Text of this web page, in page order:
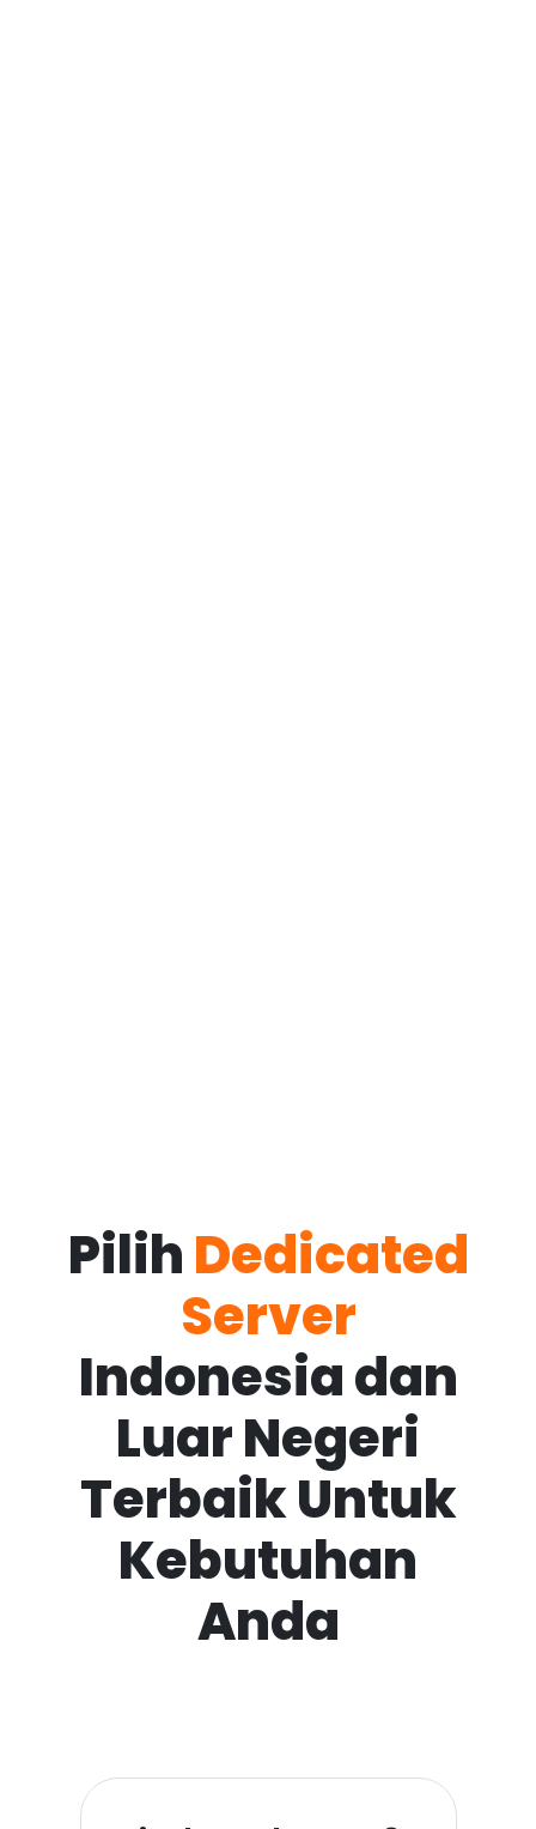
Pilih Dedicated
Server
Indonesia dan
Luar Negeri
Terbaik Untuk
Kebutuhan
Anda